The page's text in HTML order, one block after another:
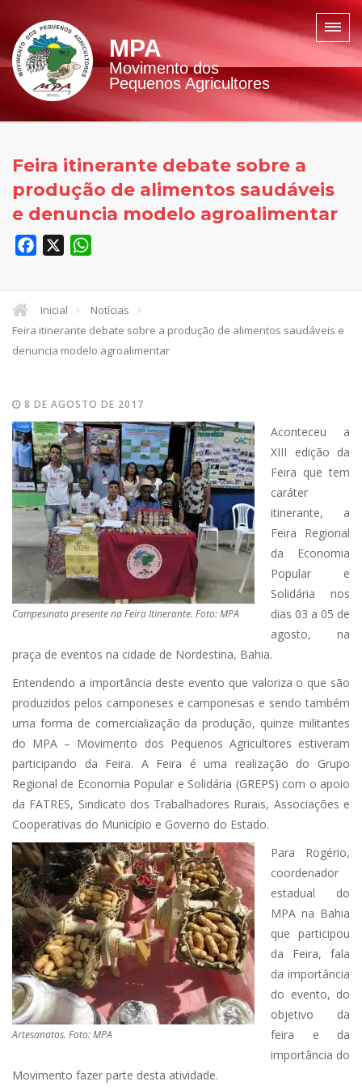
MPA
Movimento dos
Pequenos Agricultores
Feira itinerante debate sobre a
produção de alimentos saudáveis
e denuncia modelo agroalimentar
Facebook
Inicial
Notícias
Feira itinerante debate sobre a produção de alimentos saudáveis e
denuncia modelo agroalimentar
8 DE AGOSTO DE 2017
Campesinato presente na Feira Itinerante. Foto: MPA
Aconteceu a
XIII edição da
Feira que tem
caráter
itinerante, a
Feira Regional
da Economia
Popular e
Solidária nos
dias 03 a 05 de
agosto, na
praça de eventos na cidade de Nordestina, Bahia.
Entendendo a importância deste evento que valoriza o que são
produzidos pelos camponeses e camponesas e sendo também
uma forma de comercialização da produção, quinze militantes
do MPA – Movimento dos Pequenos Agricultores estiveram
participando da Feira. A Feira é uma realização do Grupo
Regional de Economia Popular e Solidária (GREPS) com o apoio
da FATRES, Sindicato dos Trabalhadores Rurais, Associações e
Cooperativas do Município e Governo do Estado.
Artesanatos. Foto: MPA
Para Rogério,
coordenador
estadual do
MPA na Bahia
que participou
da Feira, fala
da importância
do evento, do
objetivo da
feira e da
importância do
Movimento fazer parte desta atividade.